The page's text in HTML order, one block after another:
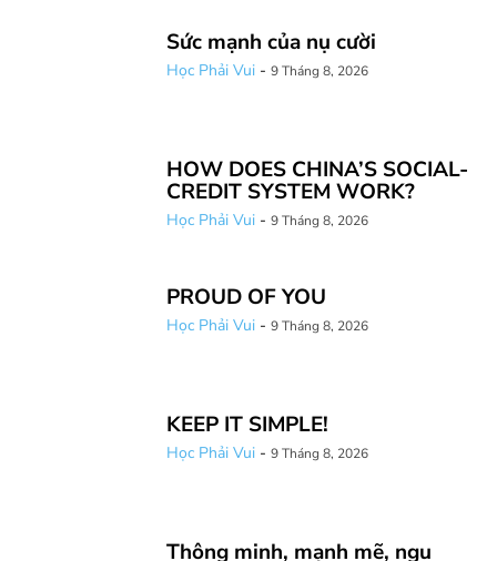
Sức mạnh của nụ cười
Học Phải Vui - 9 Tháng 8, 2026
HOW DOES CHINA’S SOCIAL-
CREDIT SYSTEM WORK?
Học Phải Vui - 9 Tháng 8, 2026
PROUD OF YOU
Học Phải Vui - 9 Tháng 8, 2026
KEEP IT SIMPLE!
Học Phải Vui - 9 Tháng 8, 2026
Thông minh, mạnh mẽ, ngu